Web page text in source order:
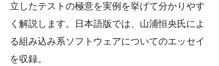
立したテストの極意を実例を挙げて分かりやす
く解説します。日本語版では、山浦恒央氏によ
る組み込み系ソフトウェアについてのエッセイ
を収録。